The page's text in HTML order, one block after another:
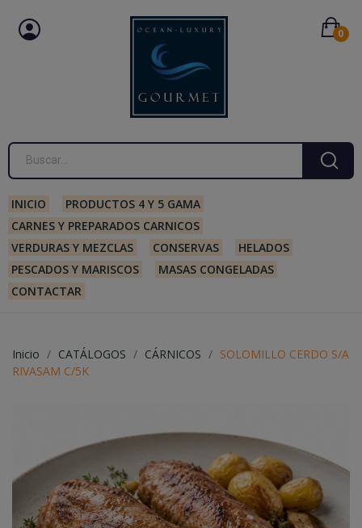
0
INICIO
PRODUCTOS 4 Y 5 GAMA
CARNES Y PREPARADOS CARNICOS
VERDURAS Y MEZCLAS
CONSERVAS
HELADOS
PESCADOS Y MARISCOS
MASAS CONGELADAS
CONTACTAR
Inicio CATÁLOGOS CÁRNICOS
SOLOMILLO CERDO S/A
RIVASAM C/5K